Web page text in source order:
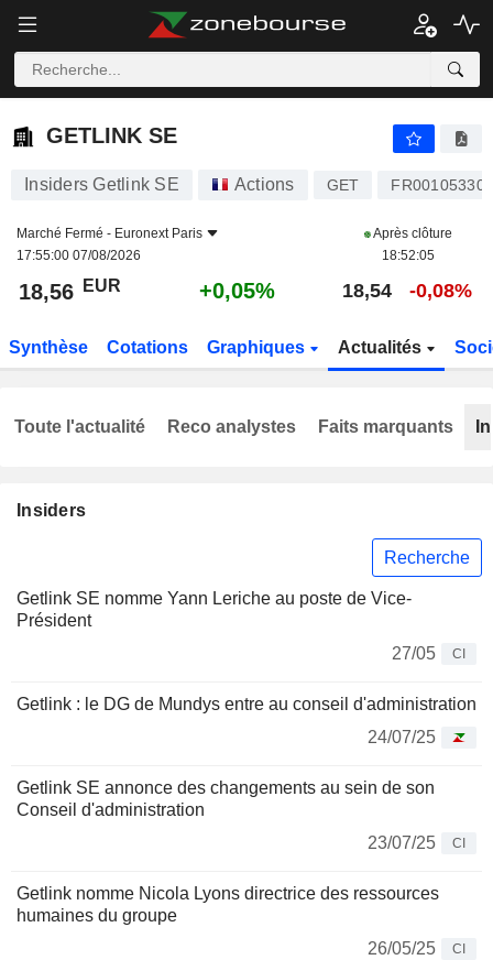
GETLINK SE
GETLINK SE
Insiders Getlink SE Actions GET
Marché Fermé - Euronext Paris
17:55:00 07/08/2026
Après clôture
18:52:05
18,56 EUR +0,05% 18,54 -0,08%
Synthèse Cotations Graphiques Actualités
Insiders
Recherche
Getlink SE nomme Yann Leriche au poste de Vice-
Président
27/05
CI
Getlink : le DG de Mundys entre au conseil d'administration
24/07/25
Getlink SE annonce des changements au sein de son
Conseil d'administration
23/07/25
CI
Getlink nomme Nicola Lyons directrice des ressources
humaines du groupe
26/05/25
CI
Toute l'actualité Reco analystes Faits marquants